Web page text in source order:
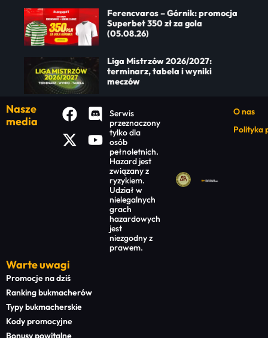
Ferencvaros – Górnik: promocja
Superbet 350 zł za gola
(05.08.26)
Liga Mistrzów 2026/2027:
terminarz, tabela i wyniki
meczów
Nasze
media
Serwis
przeznaczony
tylko dla
osób
pełnoletnich.
Hazard jest
związany z
ryzykiem.
Udział w
nielegalnych
grach
hazardowych
jest
niezgodny z
prawem.
O nas
Polityka
Warte uwagi
Promocje na dziś
Ranking bukmacherów
Typy bukmacherskie
Kody promocyjne
Bonusy powitalne